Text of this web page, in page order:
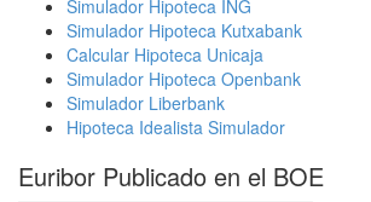
Simulador Hipoteca ING
Simulador Hipoteca Kutxabank
Calcular Hipoteca Unicaja
Simulador Hipoteca Openbank
Simulador Liberbank
Hipoteca Idealista Simulador
Euribor Publicado en el BOE